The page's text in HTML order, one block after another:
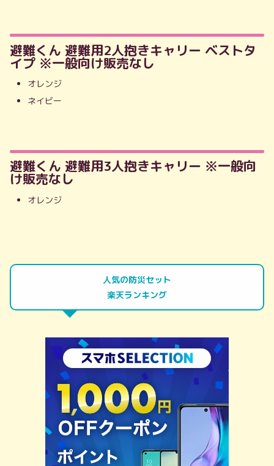
避難くん 避難用2人抱きキャリー ベストタ
イプ ※一般向け販売なし
オレンジ
ネイビー
避難くん 避難用3人抱きキャリー ※一般向
け販売なし
オレンジ
人気の防災セット
楽天ランキング